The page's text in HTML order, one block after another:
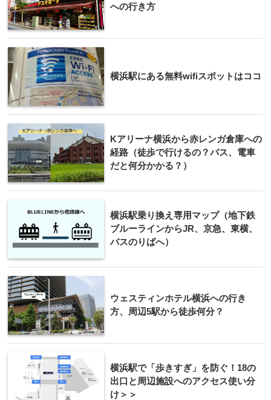
への行き方
横浜駅にある無料wifiスポットはココ
Kアリーナ横浜から赤レンガ倉庫への
経路（徒歩で行けるの？バス、電車
だと何分かかる？）
横浜駅乗り換え専用マップ（地下鉄
ブルーラインからJR、京急、東横、
バスのりばへ）
ウェスティンホテル横浜への行き
方、周辺5駅から徒歩何分？
横浜駅で「歩きすぎ」を防ぐ！18の
出口と周辺施設へのアクセス使い分
け＞＞